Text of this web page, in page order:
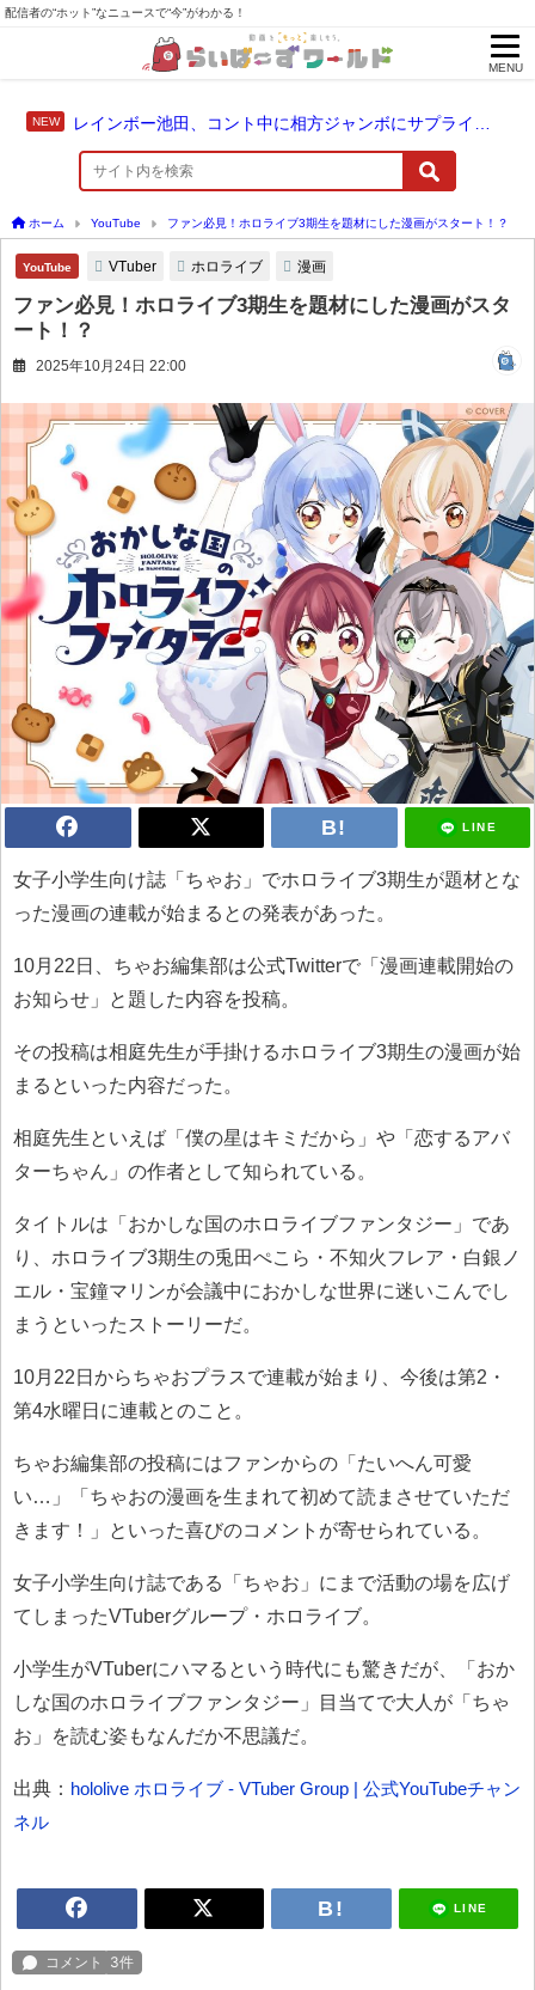
配信者の“ホット”なニュースで“今”がわかる！
MENU
ホーム YouTube ファン必見！ホロライブ3期生を題材にした漫画がスタート！？
YouTube VTuber ホロライブ 漫画
ファン必見！ホロライブ3期生を題材にした漫画がスタ
ート！？
2025年10月24日 22:00
LINE
女子小学生向け誌「ちゃお」でホロライブ3期生が題材とな
った漫画の連載が始まるとの発表があった。
10月22日、ちゃお編集部は公式Twitterで「漫画連載開始の
お知らせ」と題した内容を投稿。
その投稿は相庭先生が手掛けるホロライブ3期生の漫画が始
まるといった内容だった。
相庭先生といえば「僕の星はキミだから」や「恋するアバ
ターちゃん」の作者として知られている。
タイトルは「おかしな国のホロライブファンタジー」であ
り、ホロライブ3期生の兎田ぺこら・不知火フレア・白銀ノ
エル・宝鐘マリンが会議中におかしな世界に迷いこんでし
まうといったストーリーだ。
10月22日からちゃおプラスで連載が始まり、今後は第2・
第4水曜日に連載とのこと。
ちゃお編集部の投稿にはファンからの「たいへん可愛
い…」「ちゃおの漫画を生まれて初めて読まさせていただ
きます！」といった喜びのコメントが寄せられている。
女子小学生向け誌である「ちゃお」にまで活動の場を広げ
てしまったVTuberグループ・ホロライブ。
小学生がVTuberにハマるという時代にも驚きだが、「おか
しな国のホロライブファンタジー」目当てで大人が「ちゃ
お」を読む姿もなんだか不思議だ。
出典： hololive ホロライブ - VTuber Group | 公式YouTubeチャン
ネル
LINE